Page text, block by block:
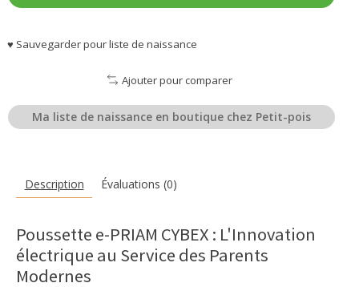
♥ Sauvegarder pour liste de naissance
Ajouter pour comparer
Ma liste de naissance en boutique chez Petit-pois
Description Évaluations (0)
Poussette e-PRIAM CYBEX : L'Innovation
électrique au Service des Parents
Modernes